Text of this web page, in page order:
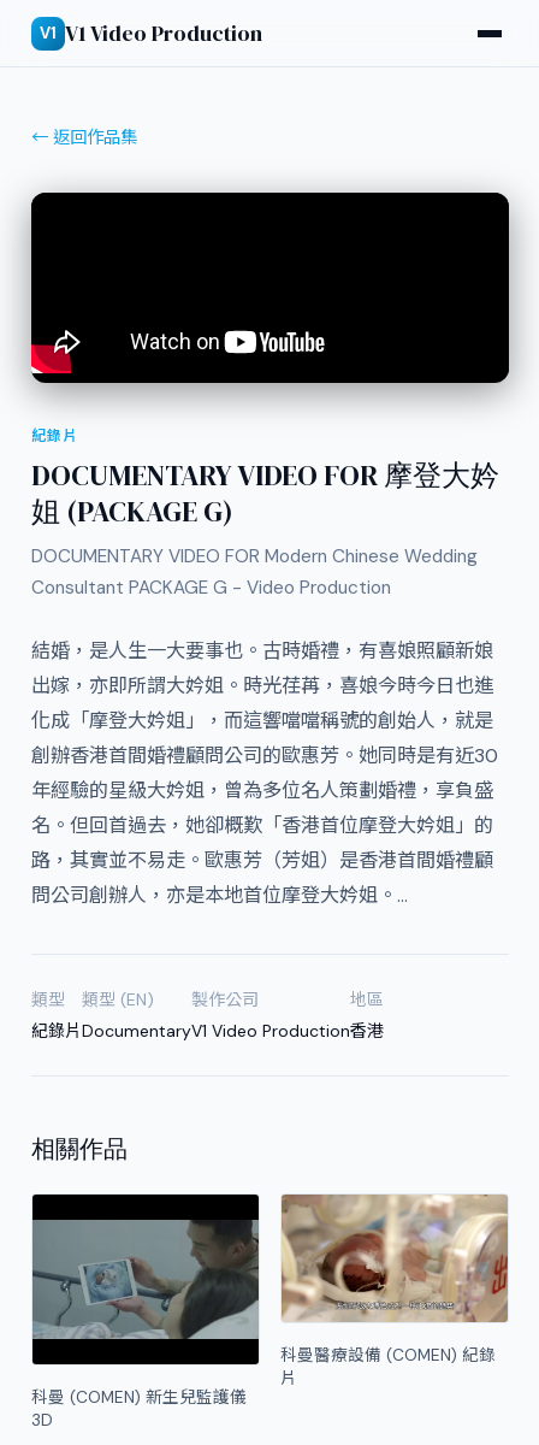
V1 V1 Video Production
← 返回作品集
紀錄片
DOCUMENTARY VIDEO FOR 摩登大妗
姐 (PACKAGE G)
DOCUMENTARY VIDEO FOR Modern Chinese Wedding
Consultant PACKAGE G - Video Production
結婚，是人生一大要事也。古時婚禮，有喜娘照顧新娘
出嫁，亦即所謂大妗姐。時光荏苒，喜娘今時今日也進
化成「摩登大妗姐」，而這響噹噹稱號的創始人，就是
創辦香港首間婚禮顧問公司的歐惠芳。她同時是有近30
年經驗的星級大妗姐，曾為多位名人策劃婚禮，享負盛
名。但回首過去，她卻概歎「香港首位摩登大妗姐」的
路，其實並不易走。歐惠芳（芳姐）是香港首間婚禮顧
問公司創辦人，亦是本地首位摩登大妗姐。…
類型
紀錄片
類型 (EN)
Documentary
製作公司
V1 Video Production
地區
香港
相關作品
科曼 (COMEN) 新生兒監護儀
3D
科曼醫療設備 (COMEN) 紀錄
片